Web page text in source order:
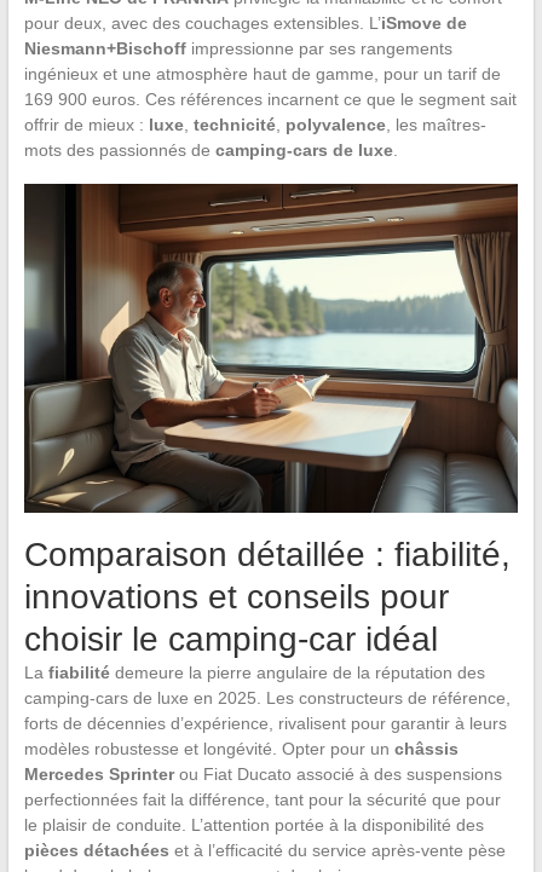
pour deux, avec des couchages extensibles. L’iSmove de
Niesmann+Bischoffimpressionne par ses rangements
ingénieux et une atmosphère haut de gamme, pour un tarif de
169 900 euros. Ces références incarnent ce que le segment sait
offrir de mieux : luxe, technicité, polyvalence, les maîtres-
mots des passionnés de camping-cars de luxe.
Comparaison détaillée : fiabilité,
innovations et conseils pour
choisir le camping-car idéal
La fiabilitédemeure la pierre angulaire de la réputation des
camping-cars de luxe en 2025. Les constructeurs de référence,
forts de décennies d’expérience, rivalisent pour garantir à leurs
modèles robustesse et longévité. Opter pour un châssis
Mercedes Sprinterou Fiat Ducato associé à des suspensions
perfectionnées fait la différence, tant pour la sécurité que pour
le plaisir de conduite. L’attention portée à la disponibilité des
pièces détachées et à l’efficacité du service après-vente pèse